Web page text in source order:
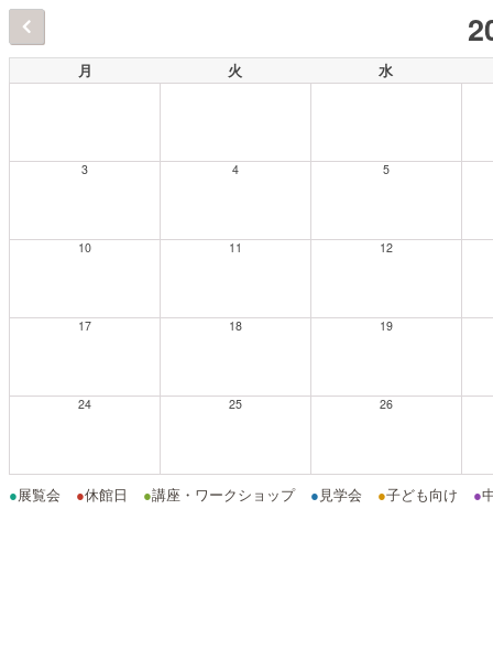
月 火 水
3 4 5
10 11 12
17 18 19
24 25 26
●展覧会 ●休館日 ●講座・ワークショップ ● 見学会 ●子ども向け ●